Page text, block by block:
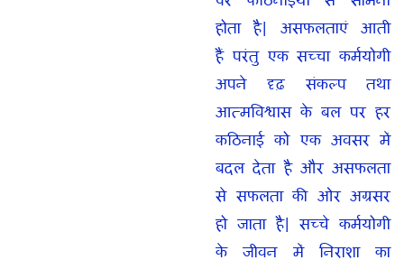
होता है| असफलताएं आती
हैं परंतु एक सच्चा कर्मयोगी
अपने दृढ़ संकल्प तथा
आत्मविश्वास के बल पर हर
कठिनाई को एक अवसर में
बदल देता है और असफलता
से सफलता की ओर अग्रसर
हो जाता है| सच्चे कर्मयोगी
के जीवन में निराशा का